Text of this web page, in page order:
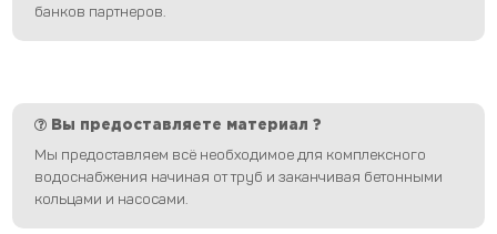
банков партнеров.
Вы предоставляете материал ?
Мы предоставляем всё необходимое для комплексного
водоснабжения начиная от труб и заканчивая бетонными
кольцами и насосами.